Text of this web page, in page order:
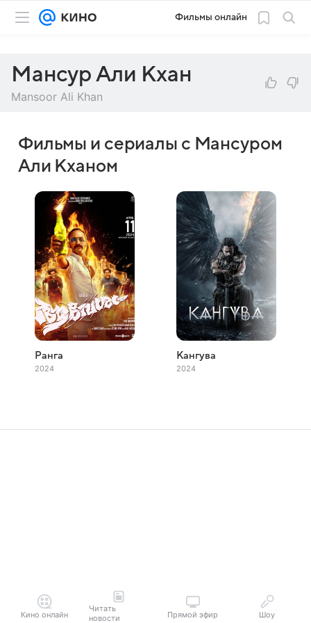
Фильмы онлайн
Мансур Али Кхан
Mansoor Ali Khan
Фильмы и сериалы с Мансуром
Али Кханом
Ранга
2024
Кангува
2024
Кино онлайн
Читать
новости
Прямой эфир Шоу